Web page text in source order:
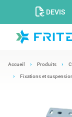
DEVIS
Accueil Produits
Fixations et